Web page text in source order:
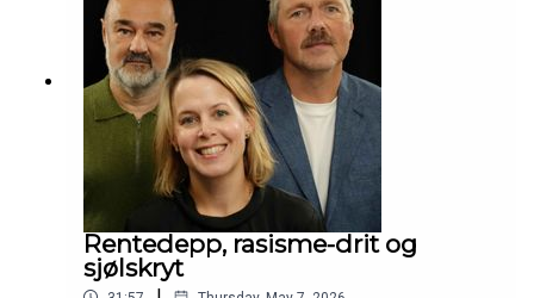
Rentedepp, rasisme-drit og
sjølskryt